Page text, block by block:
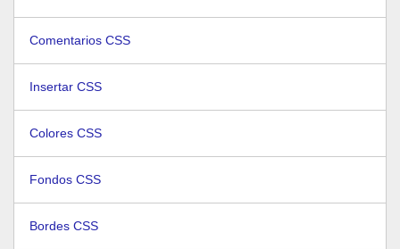
Comentarios CSS
Insertar CSS
Colores CSS
Fondos CSS
Bordes CSS